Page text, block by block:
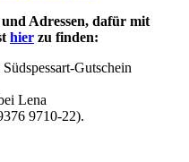
Adressen, dafür mit
hier zu finden:
Gutschein
Lena
9710-22).